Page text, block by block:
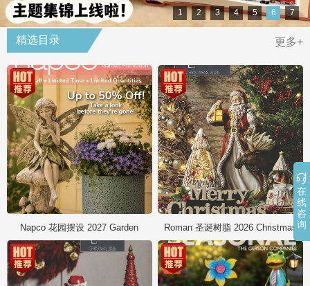
1 2 3 4 5 6 7
精选目录 更多+
Napco 花园摆设 2027 Garden Roman 圣诞树脂 2026 Christmas

在
线
咨
询